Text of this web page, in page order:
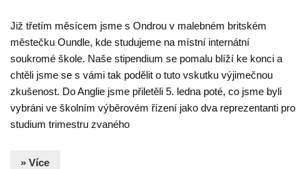
Již třetím měsícem jsme s Ondrou v malebném britském
městečku Oundle, kde studujeme na místní internátní
soukromé škole. Naše stipendium se pomalu blíží ke konci a
chtěli jsme se s vámi tak podělit o tuto vskutku výjimečnou
zkušenost. Do Anglie jsme přiletěli 5. ledna poté, co jsme byli
vybráni ve školním výběrovém řízení jako dva reprezentanti pro
studium trimestru zvaného
» Více